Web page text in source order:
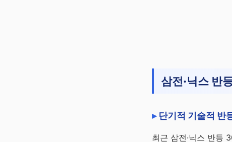
삼전·닉스 반
단기적 기술적 반
최근 삼전·닉스 반등